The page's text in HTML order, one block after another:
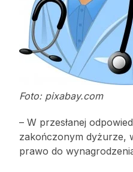
Foto: pixabay.com
– W przesłanej
zakończonym dyżurze,
prawo do